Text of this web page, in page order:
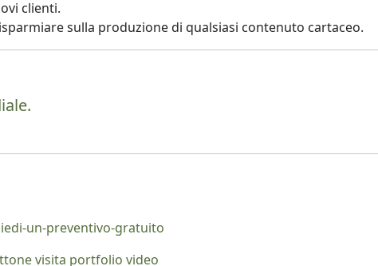
clienti.
sulla produzione di qualsiasi contenuto cartaceo.